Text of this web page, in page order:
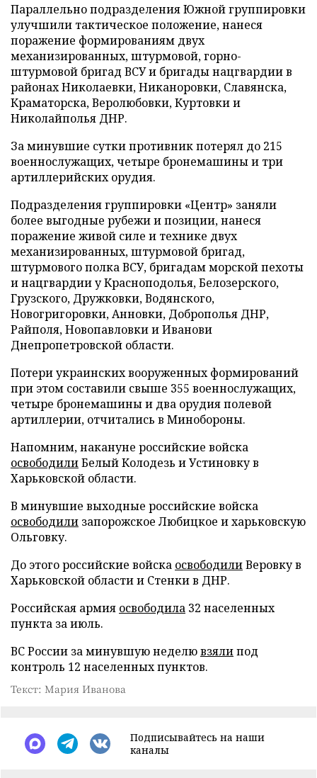
Параллельно подразделения Южной группировки
улучшили тактическое положение, нанеся
поражение формированиям двух
механизированных, штурмовой, горно-
штурмовой бригад ВСУ и бригады нацгвардии в
районах Николаевки, Никаноровки, Славянска,
Краматорска, Веролюбовки, Куртовки и
Николайполья ДНР.
За минувшие сутки противник потерял до 215
военнослужащих, четыре бронемашины и три
артиллерийских орудия.
Подразделения группировки «Центр» заняли
более выгодные рубежи и позиции, нанеся
поражение живой силе и технике двух
механизированных, штурмовой бригад,
штурмового полка ВСУ, бригадам морской пехоты
и нацгвардии у Красноподолья, Белозерского,
Грузского, Дружковки, Водянского,
Новогригоровки, Анновки, Доброполья ДНР,
Райполя, Новопавловки и Иванови
Днепропетровской области.
Потери украинских вооруженных формирований
при этом составили свыше 355 военнослужащих,
четыре бронемашины и два орудия полевой
артиллерии, отчитались в Минобороны.
Напомним, накануне российские войска
освободилиБелый Колодезь и Устиновку в
Харьковской области.
В минувшие выходные российские войска
освободили запорожское Любицкое и харьковскую
Ольговку.
До этого российские войска освободилиВеровку в
Харьковской области и Стенки в ДНР.
Российская армия освободила 32 населенных
пункта за июль.
ВС России за минувшую неделювзялипод
контроль 12 населенных пунктов.
Текст: Мария Иванова
Подписывайтесь на наши
каналы